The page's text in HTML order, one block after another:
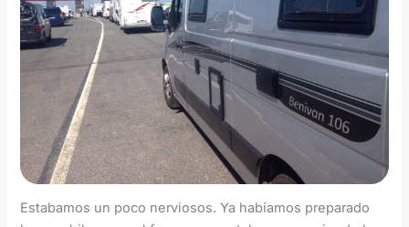
Estabamos un poco nerviosos. Ya habíamos preparado